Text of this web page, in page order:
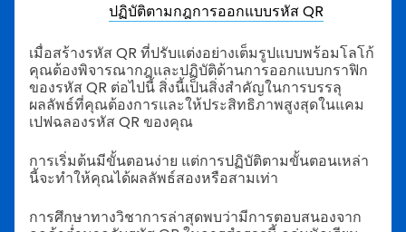
ปฏิบัติตามกฎการออกแบบรหัส QR
เมื่อสร้างรหัส QR ที่ปรับแต่งอย่างเต็มรูปแบบพร้อมโลโก้
คุณต้องพิจารณากฎและปฏิบัติด้านการออกแบบกราฟิก
ของรหัส QR ต่อไปนี้ สิ่งนี้เป็นสิ่งสำคัญในการบรรลุ
ผลลัพธ์ที่คุณต้องการและให้ประสิทธิภาพสูงสุดในแคม
เปฟฉลองรหัส QR ของคุณ
การเริ่มต้นมีขั้นตอนง่าย แต่การปฏิบัติตามขั้นตอนเหล่า
นี้จะทำให้คุณได้ผลลัพธ์สองหรือสามเท่า
การศึกษาทางวิชาการล่าสุดพบว่ามีการตอบสนองจาก